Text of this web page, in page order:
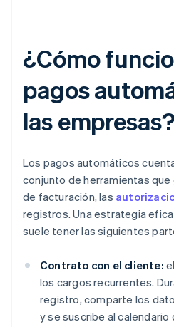
¿Cómo
pagos
las empresas?
Los pagos automáticos
conjunto de herramientas
de facturación, las
registros. Una estrategia
suele tener las siguientes
Contrato con el cliente:
los cargos recurrentes.
registro, comparte los
y se suscribe al